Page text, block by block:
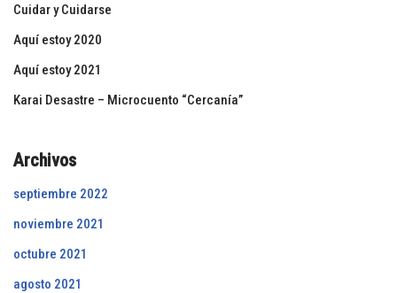
Cuidar y Cuidarse
Aquí estoy 2020
Aquí estoy 2021
Karai Desastre – Microcuento “Cercanía”
Archivos
septiembre 2022
noviembre 2021
octubre 2021
agosto 2021